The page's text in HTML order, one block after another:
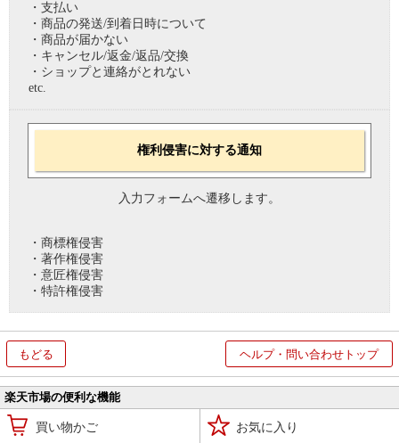
・支払い
・商品の発送/到着日時について
・商品が届かない
・キャンセル/返金/返品/交換
・ショップと連絡がとれない
etc.
権利侵害に対する通知
入力フォームへ遷移します。
・商標権侵害
・著作権侵害
・意匠権侵害
・特許権侵害
もどる ヘルプ・問い合わせトップ
楽天市場の便利な機能
買い物かご お気に入り